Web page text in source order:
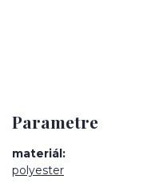
Parametre
materiál
polyester